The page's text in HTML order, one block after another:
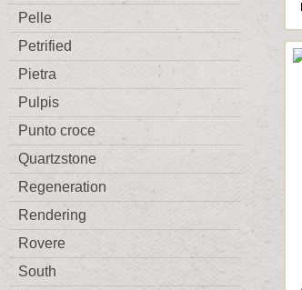
Pelle
Petrified
Pietra
Pulpis
Punto croce
Quartzstone
Regeneration
Rendering
Rovere
South